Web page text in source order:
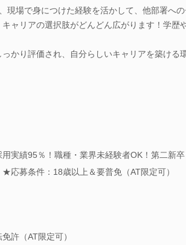
現場で身につけた経験を活かして、他部署へ
キャリアの選択肢がどんどん広がります！学
かり評価され、自分らしいキャリアを築ける
用実績95％！職種・業界未経験者OK！第二新
応募条件：18歳以上＆要普免（AT限定可）
許（AT限定可）